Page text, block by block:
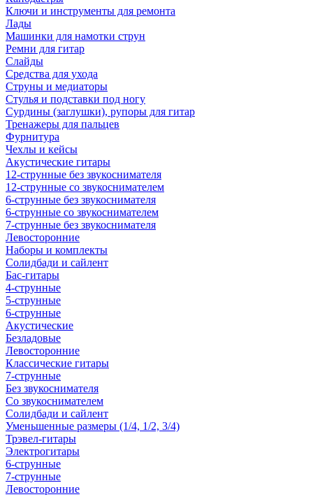
Ключи и инструменты для ремонта
Лады
Машинки для намотки струн
Ремни для гитар
Слайды
Средства для ухода
Струны и медиаторы
Стулья и подставки под ногу
Сурдины (заглушки), рупоры для гитар
Тренажеры для пальцев
Фурнитура
Чехлы и кейсы
Акустические гитары
12-струнные без звукоснимателя
12-струнные со звукоснимателем
6-струнные без звукоснимателя
6-струнные со звукоснимателем
7-струнные без звукоснимателя
Левосторонние
Наборы и комплекты
Солидбади и сайлент
Бас-гитары
4-струнные
5-струнные
6-струнные
Акустические
Безладовые
Левосторонние
Классические гитары
7-струнные
Без звукоснимателя
Со звукоснимателем
Солидбади и сайлент
Уменьшенные размеры (1/4, 1/2, 3/4)
Трэвел-гитары
Электрогитары
6-струнные
7-струнные
Левосторонние